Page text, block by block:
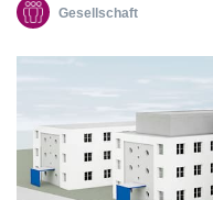
Gesellschaft